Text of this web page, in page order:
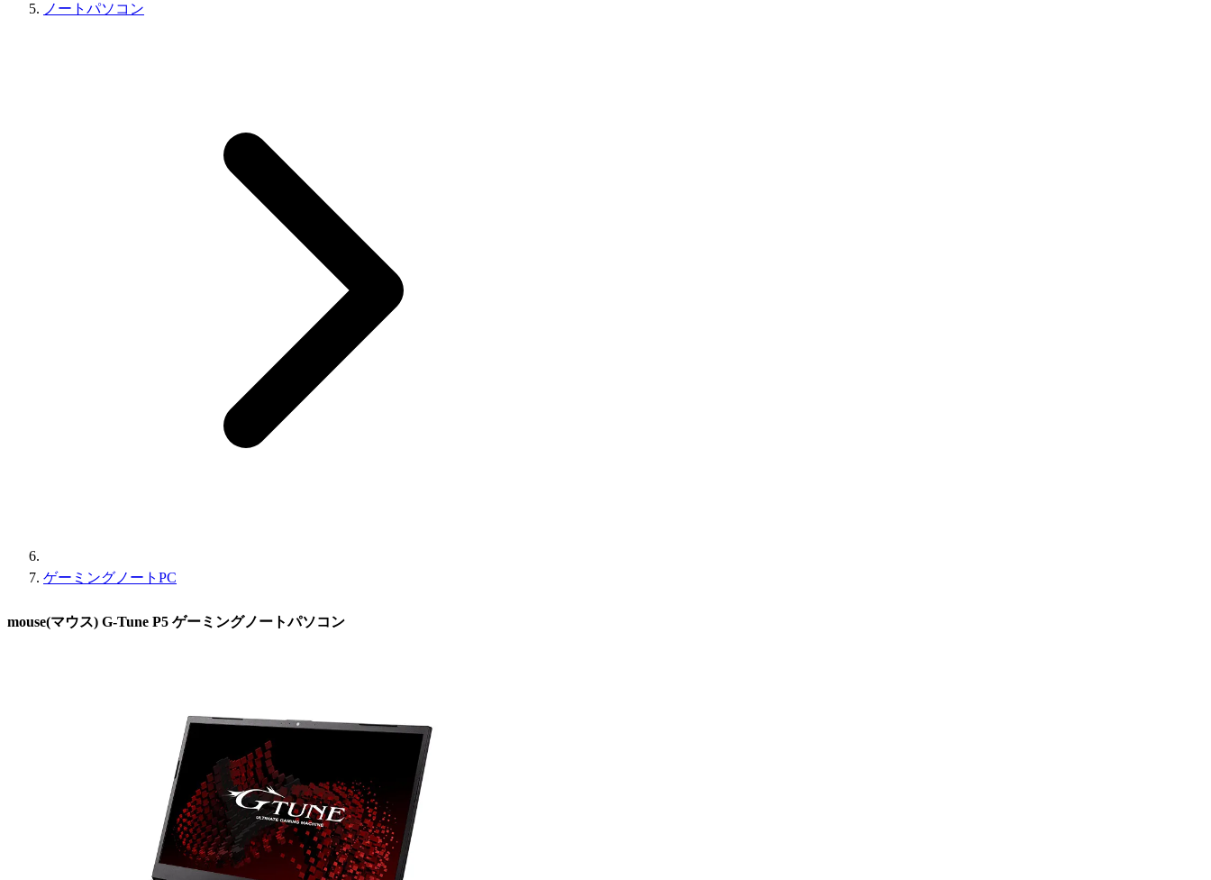
ノートパソコン
ゲーミングノートPC
mouse(マウス) G-Tune P5 ゲーミングノートパソコン